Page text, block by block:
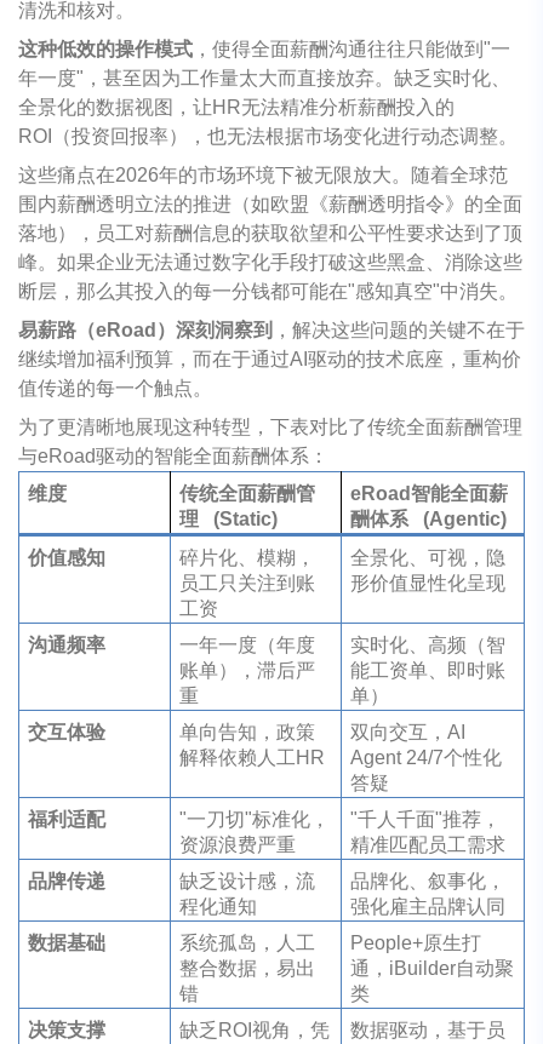
清洗和核对。
这种低效的操作模式 ，使得全面薪酬沟通往往只能做到"一
年一度"，甚至因为工作量太大而直接放弃。缺乏实时化、
全景化的数据视图，让HR无法精准分析薪酬投入的
ROI（投资回报率），也无法根据市场变化进行动态调整。
这些痛点在2026年的市场环境下被无限放大。随着全球范
围内薪酬透明立法的推进（如欧盟《薪酬透明指令》的全面
落地），员工对薪酬信息的获取欲望和公平性要求达到了顶
峰。如果企业无法通过数字化手段打破这些黑盒、消除这些
断层，那么其投入的每一分钱都可能在"感知真空"中消失。
易薪路（eRoad）深刻洞察到 ，解决这些问题的关键不在于
继续增加福利预算，而在于通过AI驱动的技术底座，重构价
值传递的每一个触点。
为了更清晰地展现这种转型，下表对比了传统全面薪酬管理
与eRoad驱动的智能全面薪酬体系：
维度
传统全面薪酬管
理 (Static)
eRoad智能全面薪
酬体系 (Agentic)
价值感知
碎片化、模糊，
员工只关注到账
工资
全景化、可视，隐
形价值显性化呈现
沟通频率
一年一度（年度
账单），滞后严
重
实时化、高频（智
能工资单、即时账
单）
交互体验
单向告知，政策
解释依赖人工HR
双向交互，AI
Agent 24/7个性化
答疑
福利适配
"一刀切"标准化，
资源浪费严重
"千人千面"推荐，
精准匹配员工需求
品牌传递
缺乏设计感，流
程化通知
品牌化、叙事化，
强化雇主品牌认同
数据基础
系统孤岛，人工
整合数据，易出
错
People+原生打
通，iBuilder自动聚
类
决策支撑
缺乏ROI视角，凭
数据驱动，基于员